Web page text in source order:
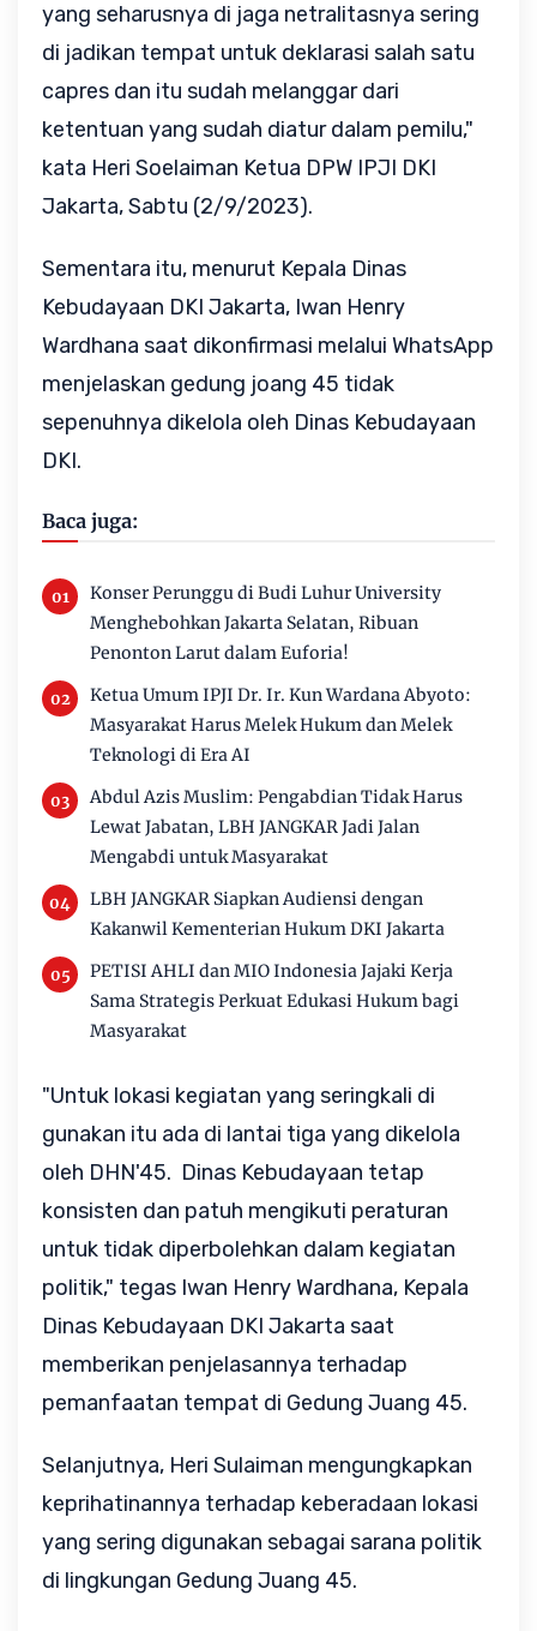
yang seharusnya di jaga netralitasnya sering
di jadikan tempat untuk deklarasi salah satu
capres dan itu sudah melanggar dari
ketentuan yang sudah diatur dalam pemilu,"
kata Heri Soelaiman Ketua DPW IPJI DKI
Jakarta, Sabtu (2/9/2023).
Sementara itu, menurut Kepala Dinas
Kebudayaan DKI Jakarta, Iwan Henry
Wardhana saat dikonfirmasi melalui WhatsApp
menjelaskan gedung joang 45 tidak
sepenuhnya dikelola oleh Dinas Kebudayaan
DKI.
Baca juga:
Konser Perunggu di Budi Luhur University
Menghebohkan Jakarta Selatan, Ribuan
Penonton Larut dalam Euforia!
Ketua Umum IPJI Dr. Ir. Kun Wardana Abyoto:
Masyarakat Harus Melek Hukum dan Melek
Teknologi di Era AI
Abdul Azis Muslim: Pengabdian Tidak Harus
Lewat Jabatan, LBH JANGKAR Jadi Jalan
Mengabdi untuk Masyarakat
LBH JANGKAR Siapkan Audiensi dengan
Kakanwil Kementerian Hukum DKI Jakarta
PETISI AHLI dan MIO Indonesia Jajaki Kerja
Sama Strategis Perkuat Edukasi Hukum bagi
Masyarakat
"Untuk lokasi kegiatan yang seringkali di
gunakan itu ada di lantai tiga yang dikelola
oleh DHN'45. Dinas Kebudayaan tetap
konsisten dan patuh mengikuti peraturan
untuk tidak diperbolehkan dalam kegiatan
politik," tegas Iwan Henry Wardhana, Kepala
Dinas Kebudayaan DKI Jakarta saat
memberikan penjelasannya terhadap
pemanfaatan tempat di Gedung Juang 45.
Selanjutnya, Heri Sulaiman mengungkapkan
keprihatinannya terhadap keberadaan lokasi
yang sering digunakan sebagai sarana politik
di lingkungan Gedung Juang 45.